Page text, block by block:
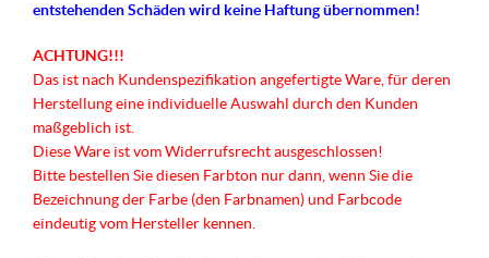
entstehenden Schäden wird keine Haftung übernommen!
ACHTUNG!!!
Das ist nach Kundenspezifikation angefertigte Ware, für deren
Herstellung eine individuelle Auswahl durch den Kunden
maßgeblich ist.
Diese Ware ist vom Widerrufsrecht ausgeschlossen!
Bitte bestellen Sie diesen Farbton nur dann, wenn Sie die
Bezeichnung der Farbe (den Farbnamen) und Farbcode
eindeutig vom Hersteller kennen.